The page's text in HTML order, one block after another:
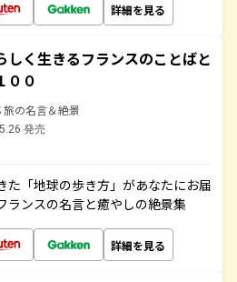
詳細を見る
しく生きるフランスのことばと
００
旅の名言＆絶景
発売
た「地球の歩き方」があなたにお届
ランスの名言と癒やしの絶景集
詳細を見る